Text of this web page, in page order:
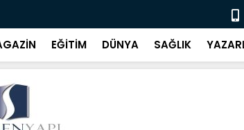
Bartın
EĞİTİM DÜNYA SAĞLIK